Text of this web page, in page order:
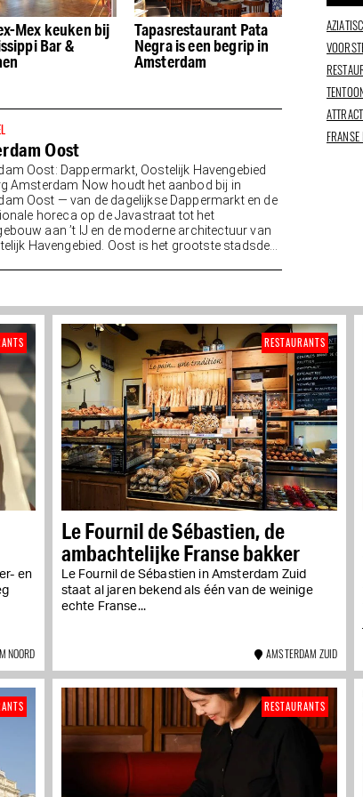
Mex keuken bij
Bar &
Tapasrestaurant Pata
Negra is een begrip in
Amsterdam
Bar
Oost
Oost: Dappermarkt, Oostelijk Havengebied
Amsterdam Now houdt het aanbod bij in
Oost — van de dagelijkse Dappermarkt en de
horeca op de Javastraat tot het
aan ’t IJ en de moderne architectuur van
Havengebied. Oost is het grootste stadsdeel
en
NOORD
Le Fournil de Sébastien, de
ambachtelijke Franse bakker
Le Fournil de Sébastien in Amsterdam Zuid
staat al jaren bekend als één van de weinige
echte Franse...
RESTAURANTS
AMSTERDAM ZUID
RESTAURANTS